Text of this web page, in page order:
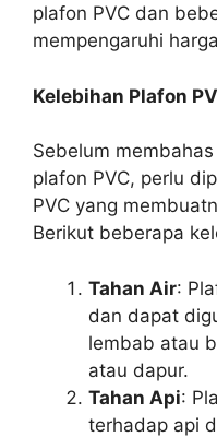
plafon PVC dan
mempengaruhi
Kelebihan Plafon
Sebelum
plafon PVC, perlu
PVC yang
Berikut beberapa
Tahan Air:
dan dapat
lembab atau
atau dapur.
Tahan Api:
terhadap api